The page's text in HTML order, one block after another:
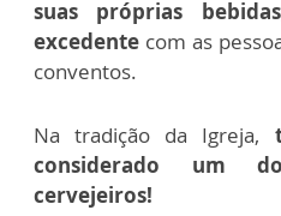
suas próprias
excedente com as
conventos.
Na tradição da Igreja,
considerado um
cervejeiros!